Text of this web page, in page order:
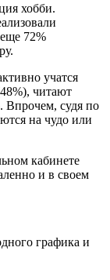
хобби.
72%
учатся
читают
Впрочем, судя по
на чудо или
кабинете
и в своем
графика и